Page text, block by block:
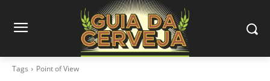
Tags Point of View